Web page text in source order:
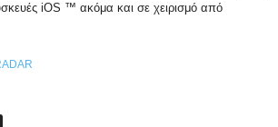
iOS ™ ακόμα και σε χειρισμό από